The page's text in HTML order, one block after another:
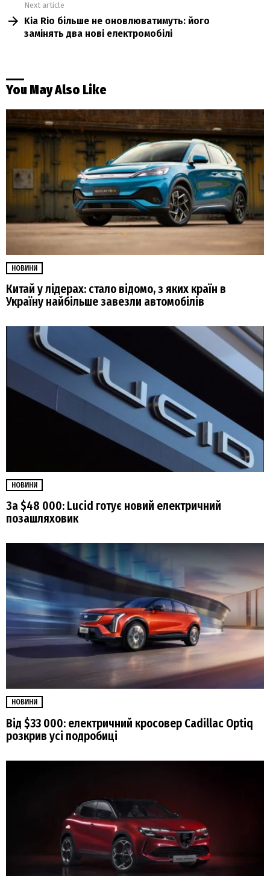
Next article
Kia Rio більше не оновлюватимуть: його
замінять два нові електромобілі
You May Also Like
НОВИНИ
Китай у лідерах: стало відомо, з яких країн в
Україну найбільше завезли автомобілів
НОВИНИ
За $48 000: Lucid готує новий електричний
позашляховик
НОВИНИ
Від $33 000: електричний кросовер Cadillac Optiq
розкрив усі подробиці